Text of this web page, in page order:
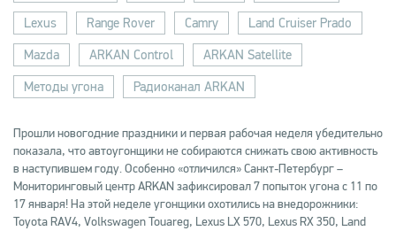
Lexus
Range Rover Camry
Land Cruiser Prado
Mazda
ARKAN Control
ARKAN Satellite
Методы угона
Радиоканал ARKAN
Прошли новогодние праздники и первая рабочая неделя убедительно
показала, что автоугонщики не собираются снижать свою активность
в наступившем году. Особенно «отличился» Санкт-Петербург –
Мониторинговый центрARKANзафиксировал 7 попыток угона с 11 по
17 января! На этой неделе угонщики охотились на внедорожники:
Toyota RAV4, Volkswagen Touareg, Lexus LX 570, Lexus RX 350, Land